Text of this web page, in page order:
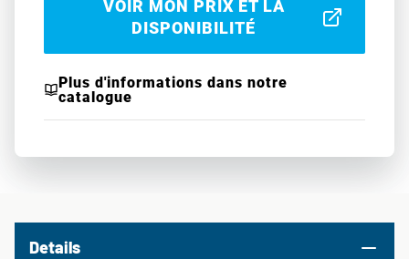
VOIR MON PRIX ET LA
DISPONIBILITÉ
Plus d'informations dans notre
catalogue
Details